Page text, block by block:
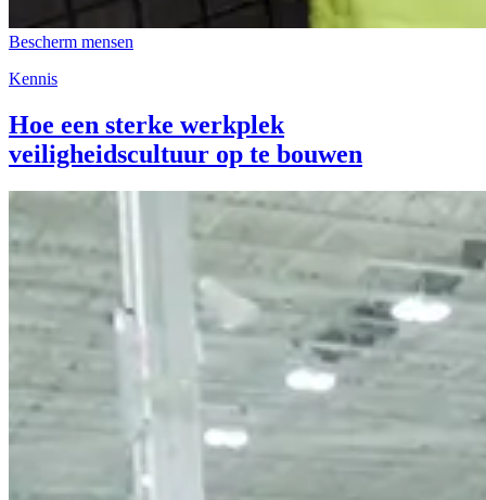
Bescherm mensen
Kennis
Hoe een sterke werkplek
veiligheidscultuur op te bouwen